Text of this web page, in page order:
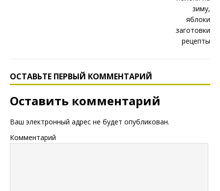
ОСТАВЬТЕ ПЕРВЫЙ КОММЕНТАРИЙ
Оставить комментарий
Ваш электронный адрес не будет опубликован.
Комментарий